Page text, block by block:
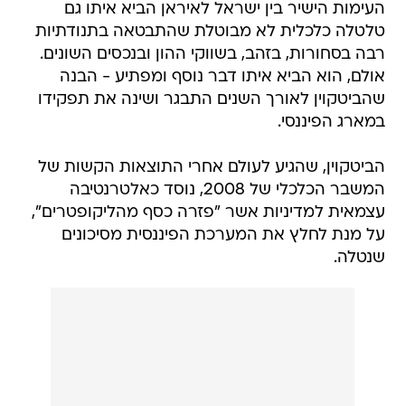
העימות הישיר בין ישראל לאיראן הביא איתו גם
טלטלה כלכלית לא מבוטלת שהתבטאה בתנודתיות
רבה בסחורות, בזהב, בשווקי ההון ובנכסים השונים.
אולם, הוא הביא איתו דבר נוסף ומפתיע - הבנה
שהביטקוין לאורך השנים התבגר ושינה את תפקידו
במארג הפיננסי.
הביטקוין, שהגיע לעולם אחרי התוצאות הקשות של
המשבר הכלכלי של 2008, נוסד כאלטרנטיבה
עצמאית למדיניות אשר "פזרה כסף מהליקופטרים",
על מנת לחלץ את המערכת הפיננסית מסיכונים
שנטלה.